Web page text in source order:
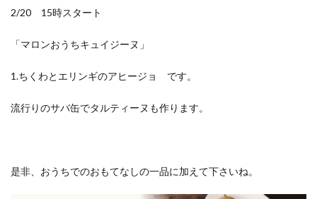
2/20 15時スタート
「マロンおうちキュイジーヌ」
1.ちくわとエリンギのアヒージョ です。
流行りのサバ缶でタルティーヌも作ります。
是非、おうちでのおもてなしの一品に加えて下さいね。